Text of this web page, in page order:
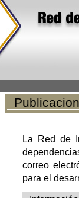
La Red de
correo
para el